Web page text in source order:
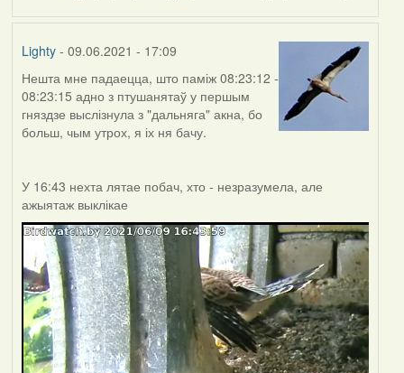
Lighty- 09.06.2021 - 17:09
Нешта мне падаецца, што паміж 08:23:12 -
08:23:15 адно з птушанятаў у першым
гняздзе выслізнула з "дальняга" акна, бо
больш, чым утрох, я іх ня бачу.
У 16:43 нехта лятае побач, хто - незразумела, але
ажыятаж выклікае